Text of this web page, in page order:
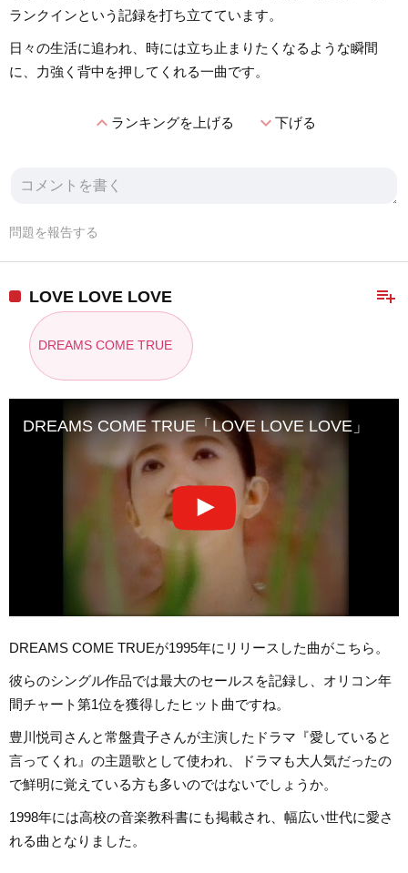
ランクインという記録を打ち立てています。
日々の生活に追われ、時には立ち止まりたくなるような瞬間
に、力強く背中を押してくれる一曲です。
expand_lessランキングを上げる expand_more下げる
問題を報告する
playlist_add
LOVE LOVE LOVE
DREAMS COME TRUE
DREAMS COME TRUE「LOVE LOVE LOVE」
DREAMS COME TRUEが1995年にリリースした曲がこちら。
彼らのシングル作品では最大のセールスを記録し、オリコン年
間チャート第1位を獲得したヒット曲ですね。
豊川悦司さんと常盤貴子さんが主演したドラマ『愛していると
言ってくれ』の主題歌として使われ、ドラマも大人気だったの
で鮮明に覚えている方も多いのではないでしょうか。
1998年には高校の音楽教科書にも掲載され、幅広い世代に愛さ
れる曲となりました。